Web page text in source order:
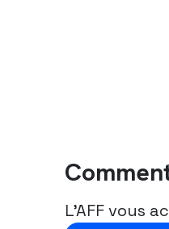
L’AFF vous